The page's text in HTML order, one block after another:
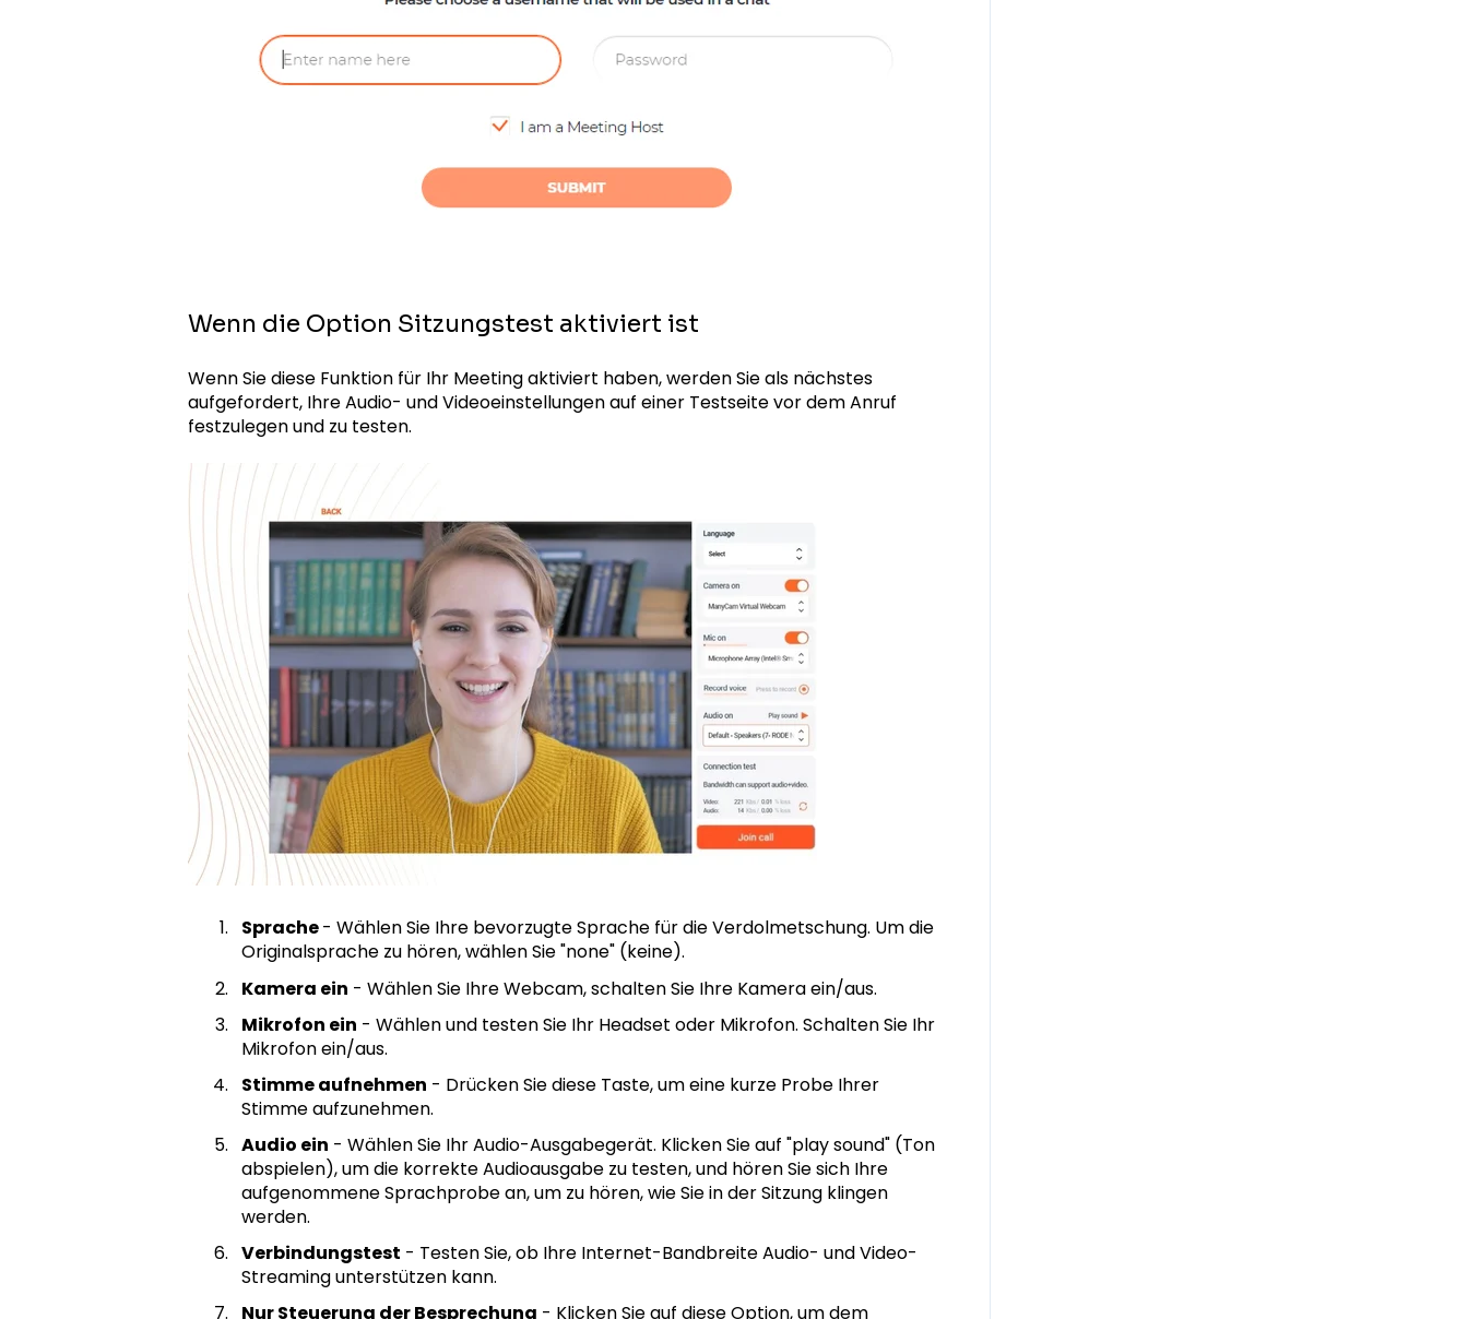
Wenn die Option Sitzungstest aktiviert ist
Wenn Sie diese Funktion für Ihr Meeting aktiviert haben, werden Sie als nächstes
aufgefordert, Ihre Audio- und Videoeinstellungen auf einer Testseite vor dem Anruf
festzulegen und zu testen.
Sprache- Wählen Sie Ihre bevorzugte Sprache für die Verdolmetschung. Um die
Originalsprache zu hören, wählen Sie "none" (keine).
Kamera ein - Wählen Sie Ihre Webcam, schalten Sie Ihre Kamera ein/aus.
Mikrofon ein - Wählen und testen Sie Ihr Headset oder Mikrofon. Schalten Sie Ihr
Mikrofon ein/aus.
Stimme aufnehmen - Drücken Sie diese Taste, um eine kurze Probe Ihrer
Stimme aufzunehmen.
Audio ein - Wählen Sie Ihr Audio-Ausgabegerät. Klicken Sie auf "play sound" (Ton
abspielen), um die korrekte Audioausgabe zu testen, und hören Sie sich Ihre
aufgenommene Sprachprobe an, um zu hören, wie Sie in der Sitzung klingen
werden.
Verbindungstest - Testen Sie, ob Ihre Internet-Bandbreite Audio- und Video-
Streaming unterstützen kann.
Nur Steuerung der Besprechung - Klicken Sie auf diese Option, um dem